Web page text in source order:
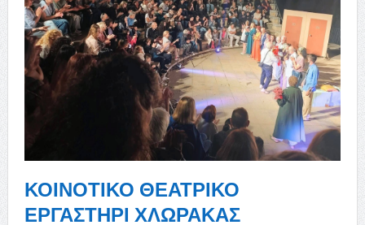
ΚΟΙΝΟΤΙΚΟ ΘΕΑΤΡΙΚΟ
ΕΡΓΑΣΤΗΡΙ ΧΛΩΡΑΚΑΣ